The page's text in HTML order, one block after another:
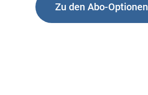
Zu den Abo-Optionen